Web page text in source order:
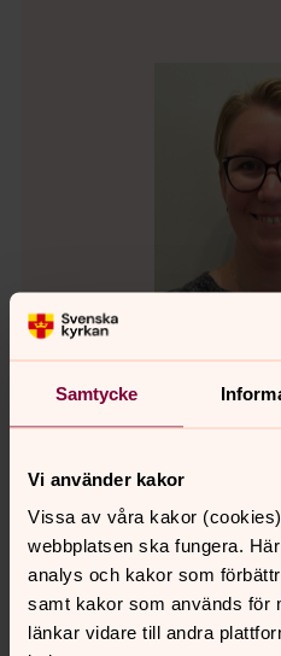
Samtycke
Vi använder kakor
Vissa av våra kakor
webbplatsen ska fungera.
analys och kakor som
samt kakor som används för
länkar vidare till andra
Frida Mauritzdotter
Direkt: 013-230563
E-post: